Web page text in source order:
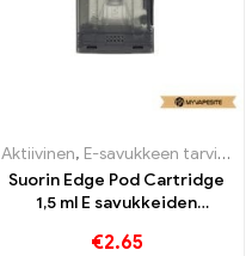
Aktiivinen, E-savukkeen tarvikkeet
Suorin Edge Pod Cartridge
1,5 ml E savukkeiden
€2.65